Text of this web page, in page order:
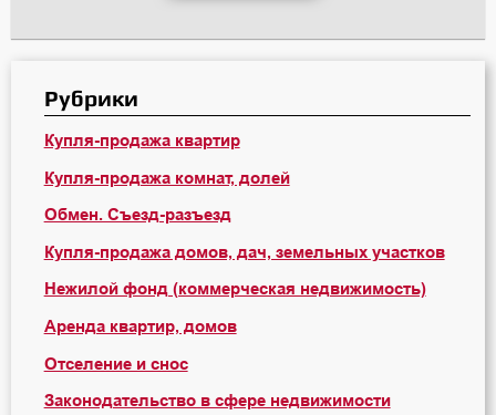
Рубрики
Купля-продажа квартир
Купля-продажа комнат, долей
Обмен. Съезд-разъезд
Купля-продажа домов, дач, земельных участков
Нежилой фонд (коммерческая недвижимость)
Аренда квартир, домов
Отселение и снос
Законодательство в сфере недвижимости